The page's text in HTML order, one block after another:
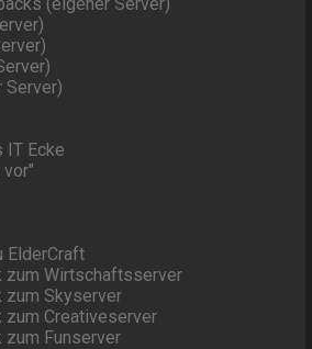
(eigener Server)
Server)
IT Ecke
ElderCraft
zum Wirtschaftsserver
zum Skyserver
zum Creativeserver
zum Funserver